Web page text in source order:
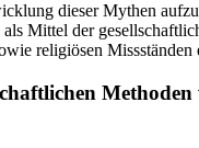
dieser Mythen
Mittel der
religiösen Missständen
Methoden